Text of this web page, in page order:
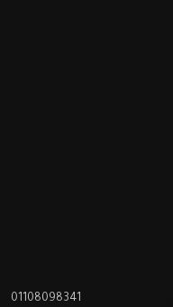
01108098341